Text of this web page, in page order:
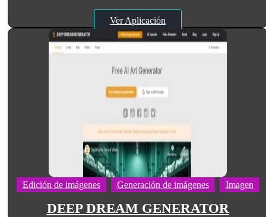
Ver Aplicación
Edición de imágenes Generación de imágenes Imagen
DEEP DREAM GENERATOR